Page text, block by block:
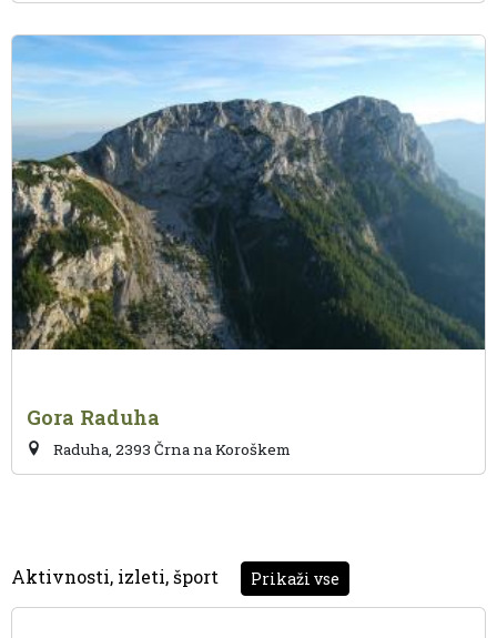
Gora Raduha
Raduha, 2393 Črna na Koroškem
Aktivnosti, izleti, šport Prikaži vse